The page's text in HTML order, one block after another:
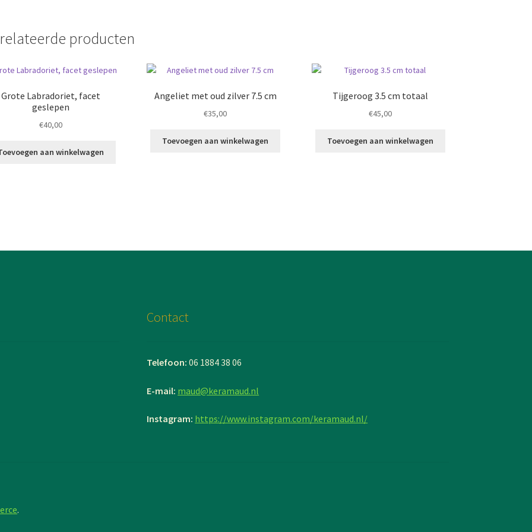
producten
Grote Labradoriet, facet
geslepen
€40,00
aan winkelwagen
Angeliet met oud zilver 7.5 cm
€35,00
Toevoegen aan winkelwagen
Tijgeroog 3.5 cm totaal
€45,00
Toevoegen aan winkelwagen
Contact
Telefoon:06 1884 38 06
E-mail: maud@keramaud.nl
Instagram: https://www.instagram.com/keramaud.nl/
.